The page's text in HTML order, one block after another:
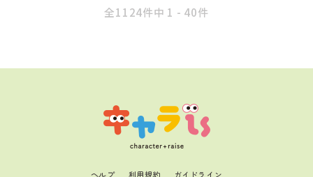
全1124件中 1 - 40件
ヘルプ 利用規約 ガイドライン